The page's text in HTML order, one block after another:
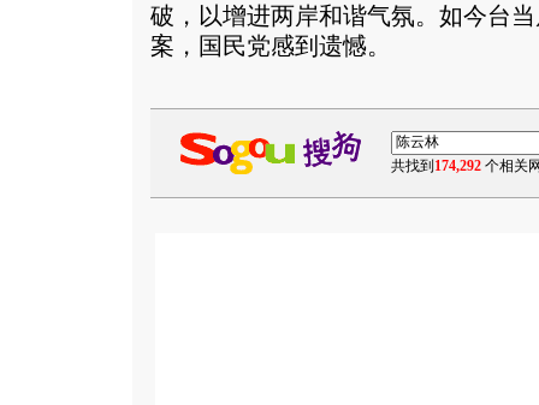
破，以增进两岸和谐气氛。如今台
案，国民党感到遗憾。
共找到 174,292 个相关